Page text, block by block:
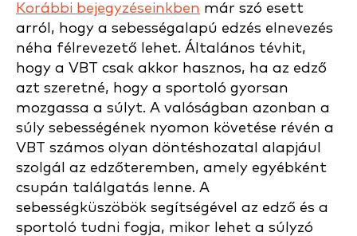
Korábbi bejegyzéseinkben már szó esett
arról, hogy a sebességalapú edzés elnevezés
néha félrevezető lehet. Általános tévhit,
hogy a VBT csak akkor hasznos, ha az edző
azt szeretné, hogy a sportoló gyorsan
mozgassa a súlyt. A valóságban azonban a
súly sebességének nyomon követése révén a
VBT számos olyan döntéshozatal alapjául
szolgál az edzőteremben, amely egyébként
csupán találgatás lenne. A
sebességküszöbök segítségével az edző és a
sportoló tudni fogja, mikor lehet a súlyzó